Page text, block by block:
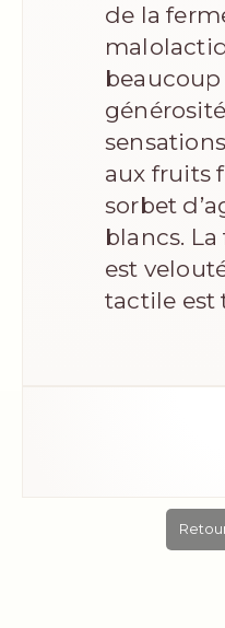
de la
aux fruits
sorbet
blancs.
est
tactile est